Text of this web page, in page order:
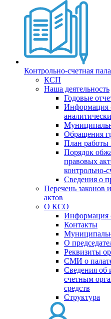
Контрольно-счетная
КСП
Наша деятельность
Годовые
Информация
Обращения
План работы
Порядок
правовых
контрольно-
Сведения о
Перечень
актов
О КСО
Информация
Контакты
О
Реквизиты
СМИ о
Сведения об
счетным
средств
Структура